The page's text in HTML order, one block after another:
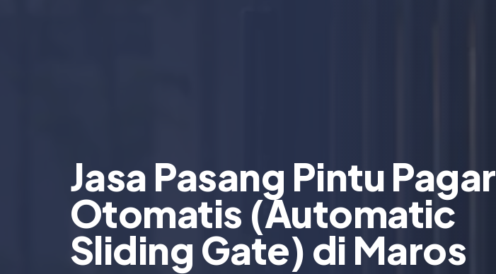
Jasa Pasang Pintu Pagar
Otomatis (Automatic
Sliding Gate) di Maros